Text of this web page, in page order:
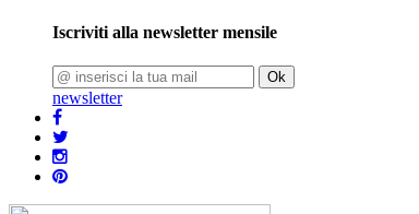
Iscriviti alla newsletter mensile
Ok
newsletter